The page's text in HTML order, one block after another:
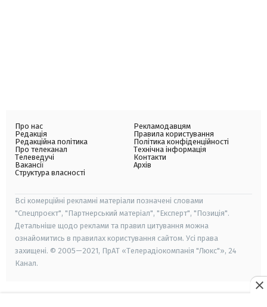
Про нас
Редакція
Редакційна політика
Про телеканал
Телеведучі
Вакансії
Структура власності
Рекламодавцям
Правила користування
Політика конфіденційності
Технічна інформація
Контакти
Архів
Всі комерційні рекламні матеріали позначені словами
"Спецпроєкт", "Партнерський матеріал", "Експерт", "Позиція".
Детальніше щодо реклами та правил цитування можна
ознайомитись в правилах користування сайтом. Усі права
захищені. © 2005—2021, ПрАТ «Телерадіокомпанія "Люкс"», 24
Канал.